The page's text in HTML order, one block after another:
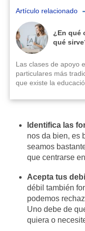
Artículo relacionado
¿En qué
qué
Las clases de apoyo
particulares más
que existe la
Identifica las
nos da bien, es
seamos
que centrarse
Acepta tus
débil también
podemos
Uno debe de
quiera o